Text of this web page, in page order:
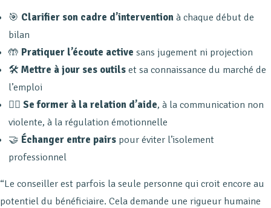
🎯 Clarifier son cadre d’interventionà chaque début de
bilan
🤲 Pratiquer l’écoute active sans jugement ni projection
🛠️ Mettre à jour ses outilset sa connaissance du marché de
l’emploi
🧘‍♀️Se former à la relation d’aide, à la communication non
violente, à la régulation émotionnelle
🤝 Échanger entre pairs pour éviter l’isolement
professionnel
“Le conseiller est parfois la seule personne qui croit encore au
potentiel du bénéficiaire. Cela demande une rigueur humaine